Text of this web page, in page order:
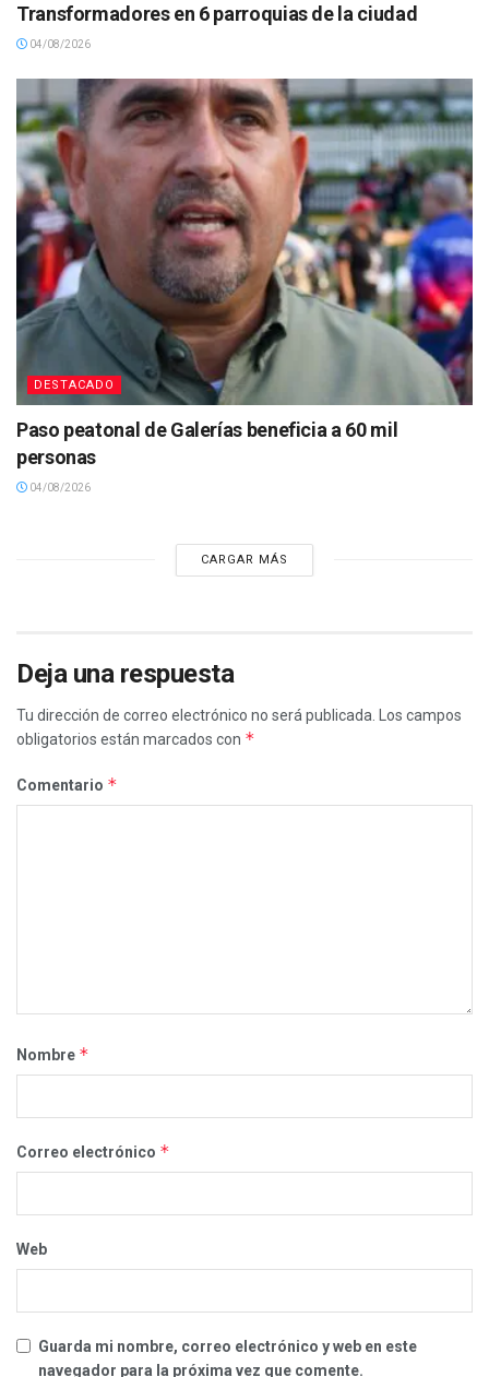
Transformadores en 6 parroquias de la ciudad
04/08/2026
DESTACADO
Paso peatonal de Galerías beneficia a 60 mil
personas
04/08/2026
CARGAR MÁS
Deja una respuesta
Tu dirección de correo electrónico no será publicada. Los campos
obligatorios están marcados con *
Comentario *
Nombre *
Correo electrónico *
Web
Guarda mi nombre, correo electrónico y web en este
navegador para la próxima vez que comente.